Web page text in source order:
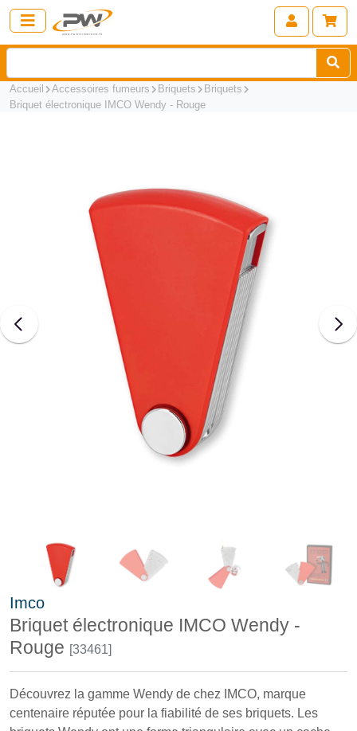
Accueil Accessoires fumeurs Briquets
Briquets
Briquet électronique IMCO Wendy - Rouge
Imco
Briquet électronique IMCO Wendy -
Rouge [33461]
Découvrez la gamme Wendy de chez IMCO, marque
centenaire réputée pour la fiabilité de ses briquets. Les